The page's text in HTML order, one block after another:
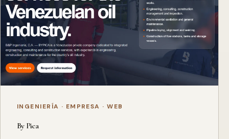
INGENIERÍA · EMPRESA · WEB
By Pica